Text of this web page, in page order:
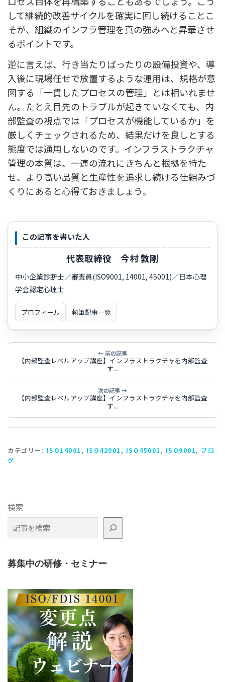
して継続的改善サイクルを確実に回し続けることこ
そが、組織のインフラ管理を真の強みへと昇華させ
るポイントです。
逆に言えば、行き当たりばったりの設備投資や、導
入後に現場任せで放置するような運用は、規格が意
図する「一貫したプロセスの管理」とは相いれませ
ん。たとえ目先のトラブルが起きていなくても、内
部監査の視点では「プロセスが機能しているか」を
厳しくチェックされるため、結果だけを良しとする
態度では通用しないのです。インフラストラクチャ
管理の本質は、一連の流れにきちんと根拠を持た
せ、より高い品質と生産性を追求し続ける仕組みづ
くりにあると心得ておきましょう。
この記事を書いた人
代表取締役 今村 敦剛
中小企業診断士／審査員(ISO9001, 14001, 45001)／日本心理
学会認定心理士
プロフィール 執筆記事一覧
← 前の記事
【内部監査レベルアップ講座】インフラストラクチャを内部監査
す...
次の記事 →
【内部監査レベルアップ講座】インフラストラクチャを内部監査
す...
カテゴリー: ISO14001 , ISO42001 , ISO45001 , ISO9001, ブロ
グ
検索
募集中の研修・セミナー